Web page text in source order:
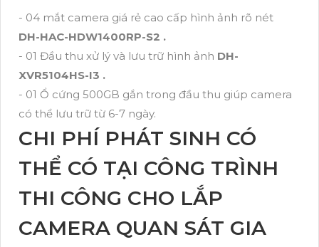
- 04 mắt camera giá rẻ cao cấp hình ảnh rõ nét
DH-HAC-HDW1400RP-S2 .
- 01 Đầu thu xử lý và lưu trữ hình ảnh DH-
XVR5104HS-I3 .
- 01 Ổ cứng 500GB gắn trong đầu thu giúp camera
có thể lưu trữ từ 6-7 ngày.
CHI PHÍ PHÁT SINH CÓ
THỂ CÓ TẠI CÔNG TRÌNH
THI CÔNG CHO LẮP
CAMERA QUAN SÁT GIA